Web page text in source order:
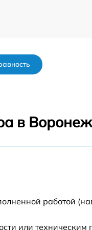
в
работой
или